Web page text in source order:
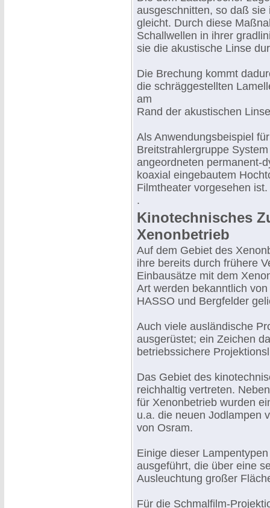
ausgeschnitten, so daß
gleicht. Durch diese
Schallwellen in ihrer
sie die akustische Linse
Die Brechung kommt
die schräggestellten
am
Rand der akustischen
Als Anwendungsbeispiel
Breitstrahlergruppe
angeordneten permanent-
koaxial eingebautem
Filmtheater vorgesehen ist.
.
Kinotechnisches
Xenonbetrieb
Auf dem Gebiet des
ihre bereits durch frühere
Einbausätze mit dem
Art werden bekanntlich
HASSO und Bergfelder
Auch viele ausländische
ausgerüstet; ein Zeichen
betriebssichere
Das Gebiet des
reichhaltig vertreten.
für Xenonbetrieb wurden
u.a. die neuen Jodlampen
von Osram.
Einige dieser
ausgeführt, die über eine
Ausleuchtung großer
Für die Schmalfilm-